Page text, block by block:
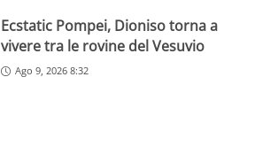
Ecstatic Pompei, Dioniso torna a
vivere tra le rovine del Vesuvio
Ago 9, 2026 8:32